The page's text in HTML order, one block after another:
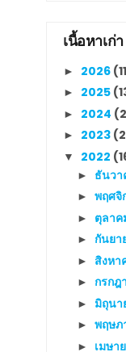
เนื้อหาเก่า
► 2026
► 2025
► 2024
► 2023
▼ 2022
► ธันว
► พฤศจิ
► ตุลาค
► กันยา
► สิงหา
► กรกฎ
► มิถุน
► พฤษภ
► เมษา